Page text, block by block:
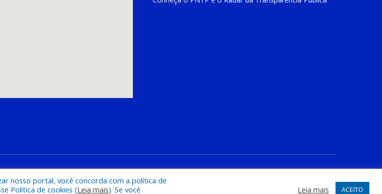
nosso portal, você concorda com a política de
Política de cookies (Leia mais). Se você
Leia mais ACEITO